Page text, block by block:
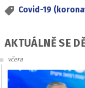
Covid-19
AKTUÁLNĚ SE
včera